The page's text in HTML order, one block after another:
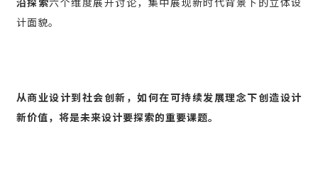
计面貌。
从商业设计到社会创新，如何在可持续发展理念下创造设计
新价值，将是未来设计要探索的重要课题。